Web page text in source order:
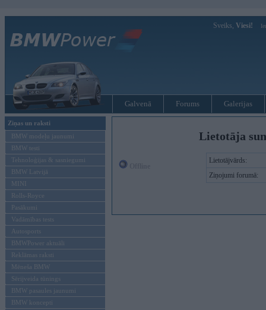
Sveiks, Viesi!
Galvenā Forums Galerijas
Ziņas un raksti
BMW modeļu jaunumi
BMW testi
Tehnoloģijas & sasniegumi
BMW Latvijā
MINI
Rolls-Royce
Pasākumi
Vadāmības tests
Autosports
BMWPower aktuāli
Reklāmas raksti
Mēneša BMW
Sērijveida tūnings
BMW pasaules jaunumi
BMW koncepti
Lietotāja
Lietotājvārds:
Ziņojumi forumā: